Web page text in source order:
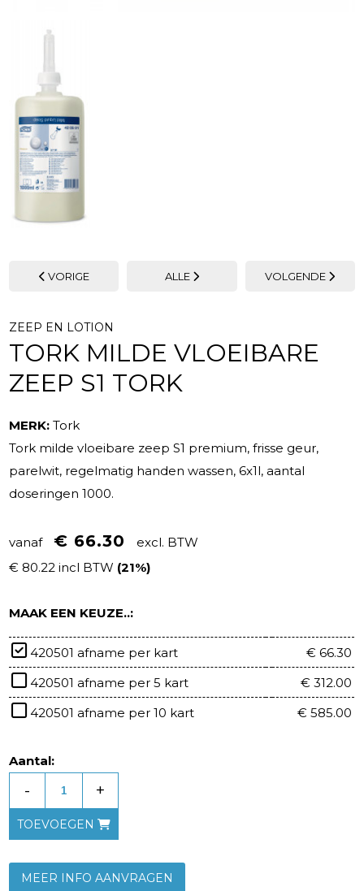
VORIGE ALLE VOLGENDE
ZEEP EN LOTION
TORK MILDE VLOEIBARE
ZEEP S1 TORK
MERK: Tork
Tork milde vloeibare zeep S1 premium, frisse geur,
parelwit, regelmatig handen wassen, 6x1l, aantal
doseringen 1000.
vanaf € 66.30
excl. BTW
€ 80.22 incl BTW (21%)
MAAK EEN KEUZE..:
420501 afname per kart
€ 66.30
420501 afname per 5 kart
€ 312.00
420501 afname per 10 kart
€ 585.00
Aantal:
- +
TOEVOEGEN
MEER INFO AANVRAGEN